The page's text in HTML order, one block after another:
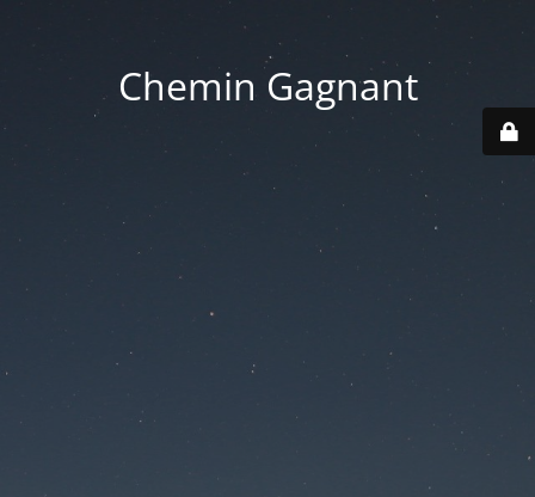
Chemin Gagnant